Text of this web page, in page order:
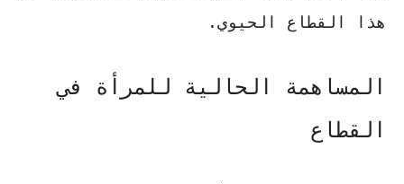
هذا القطاع الحيوي.
المساهمة الحالية للمرأة في
القطاع